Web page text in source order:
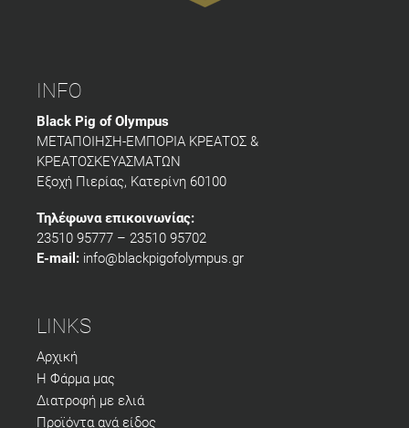
INFO
Black Pig of Olympus
ΜΕΤΑΠΟΙΗΣΗ-ΕΜΠΟΡΙΑ ΚΡΕΑΤΟΣ &
ΚΡΕΑΤΟΣΚΕΥΑΣΜΑΤΩΝ
Εξοχή Πιερίας, Κατερίνη 60100
Τηλέφωνα επικοινωνίας:
23510 95777 – 23510 95702
E-mail: info@blackpigofolympus.gr
LINKS
Αρχική
Η Φάρμα μας
Διατροφή με ελιά
Προϊόντα ανά είδος